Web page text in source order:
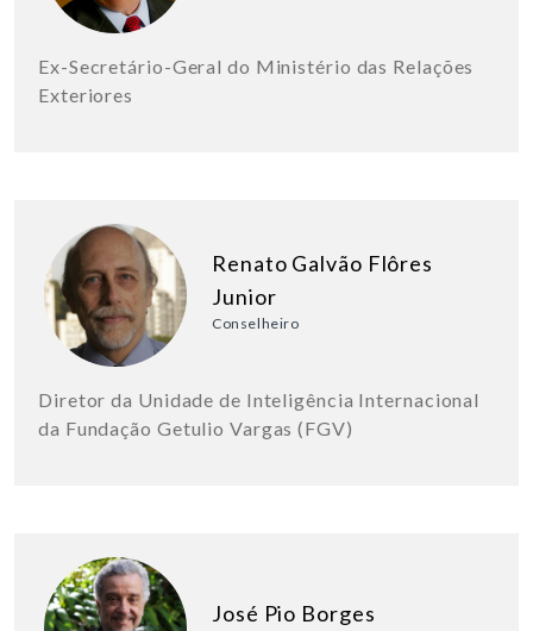
Ex-Secretário-Geral do Ministério das Relações
Exteriores
Renato Galvão Flôres
Junior
Conselheiro
Diretor da Unidade de Inteligência Internacional
da Fundação Getulio Vargas (FGV)
José Pio Borges